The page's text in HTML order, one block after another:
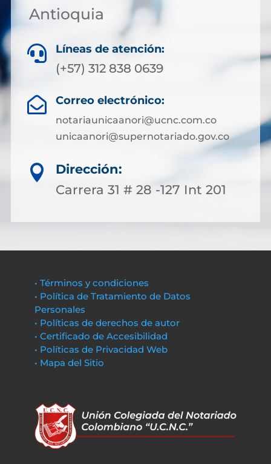
Antioquia
 Líneas de atención:
(+57) 312 838 0639
 Correo electrónico:
notariaunicaanori@ucnc.com.co
unicaanori@supernotariado.gov.co

Dirección:
Carrera 31 # 28 -127 Int 201
• Términos y condiciones
• Política de Tratamiento de Datos
Personales
• Políticas de derechos de autor
• Certificado de Accesibilidad
• Políticas de Privacidad Web
• Mapa del Sitio